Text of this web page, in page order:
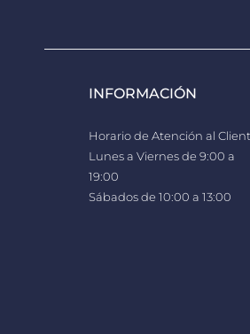
INFORMACIÓN
Horario de Atención al
Lunes a Viernes de 9:00 a
19:00
Sábados de 10:00 a 13:00